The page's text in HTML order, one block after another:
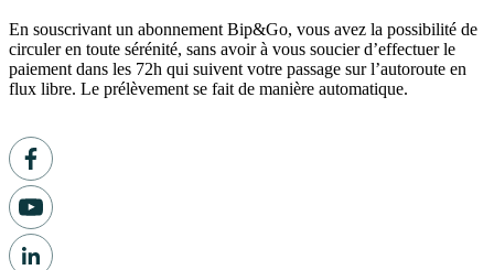
En souscrivant un abonnement Bip&Go, vous avez la possibilité de
circuler en toute sérénité, sans avoir à vous soucier d’effectuer le
paiement dans les 72h qui suivent votre passage sur l’autoroute en
flux libre. Le prélèvement se fait de manière automatique.